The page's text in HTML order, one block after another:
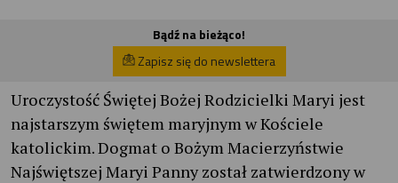
Bądź na bieżąco!
Zapisz się do newslettera
Uroczystość Świętej Bożej Rodzicielki Maryi jest
najstarszym świętem maryjnym w Kościele
katolickim. Dogmat o Bożym Macierzyństwie
Najświętszej Maryi Panny został zatwierdzony w